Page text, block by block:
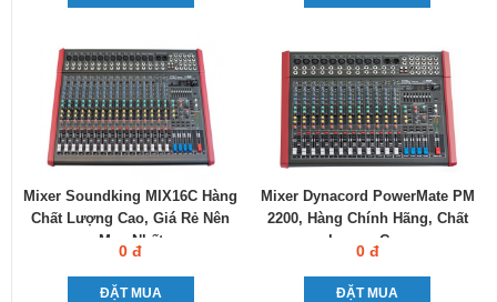
Mixer Soundking MIX16C Hàng
Chất Lượng Cao, Giá Rẻ Nên
Mua Nhất
0 đ
ĐẶT MUA
Mixer Dynacord PowerMate PM
2200, Hàng Chính Hãng, Chất
Lượng Cao
0 đ
ĐẶT MUA